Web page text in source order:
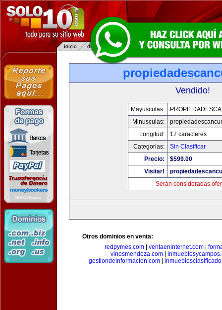
Vendido!
Mayusculas:
Minusculas:
Longitud:
17 caracteres
Categorias:
Sin Clasificar
Precio:
$599.00
Visitar!
Serán consideradas
Otros dominios en venta:
redpymes.com
ventaeninternet.com
vinosmendoza.com|
gestiondeinformacion.com